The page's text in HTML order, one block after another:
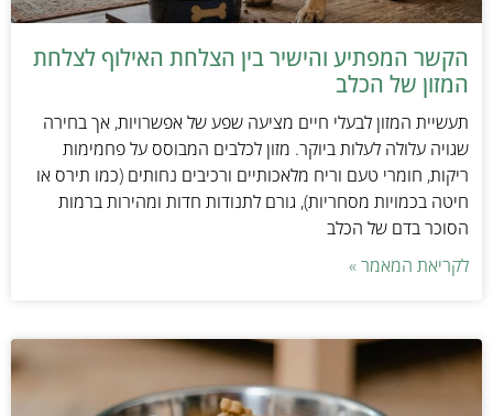
הקשר המפתיע והישיר בין הצלחת האילוף לצלחת
המזון של הכלב
תעשיית המזון לבעלי חיים מציעה שפע של אפשרויות, אך בחירה
שגויה עלולה לעלות ביוקר. מזון לכלבים המבוסס על פחמימות
ריקות, חומרי טעם וריח מלאכותיים ורכיבים נחותים (כמו תירס או
חיטה בכמויות מסחריות), גורם לתנודות חדות ומהירות ברמות
הסוכר בדם של הכלב
לקריאת המאמר »